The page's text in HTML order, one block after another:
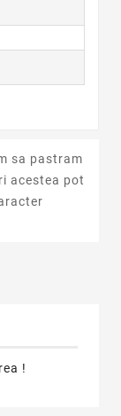
sa pastram
acestea pot
!